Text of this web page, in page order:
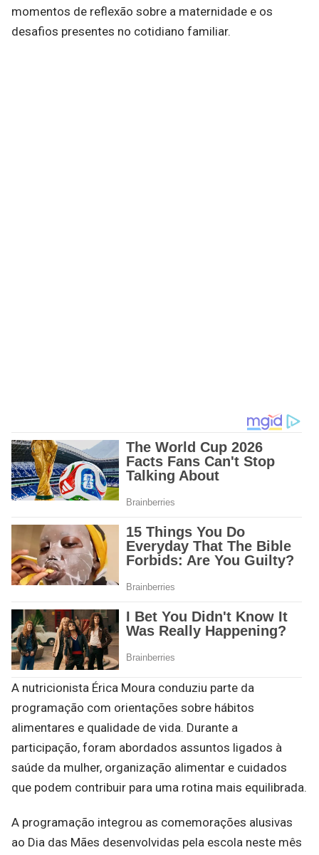
momentos de reflexão sobre a maternidade e os
desafios presentes no cotidiano familiar.
A nutricionista Érica Moura conduziu parte da
programação com orientações sobre hábitos
alimentares e qualidade de vida. Durante a
participação, foram abordados assuntos ligados à
saúde da mulher, organização alimentar e cuidados
que podem contribuir para uma rotina mais equilibrada.
A programação integrou as comemorações alusivas
ao Dia das Mães desenvolvidas pela escola neste mês